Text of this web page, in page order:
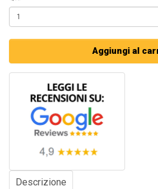
Aggiungi al
Descrizione